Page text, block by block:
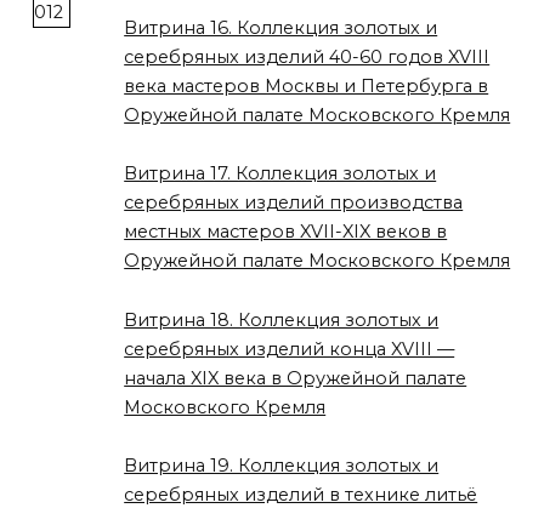
Витрина 16. Коллекция золотых и
серебряных изделий 40-60 годов XVIII
века мастеров Москвы и Петербурга в
Оружейной палате Московского Кремля
Витрина 17. Коллекция золотых и
серебряных изделий производства
местных мастеров XVII-XIX веков в
Оружейной палате Московского Кремля
Витрина 18. Коллекция золотых и
серебряных изделий конца XVIII —
начала XIX века в Оружейной палате
Московского Кремля
Витрина 19. Коллекция золотых и
серебряных изделий в технике литьё